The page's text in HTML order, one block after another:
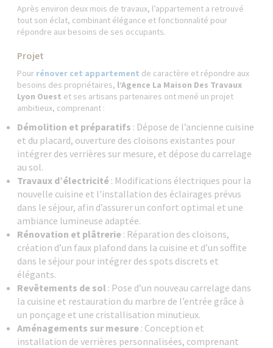
Après environ deux mois de travaux, l’appartement a retrouvé
tout son éclat, combinant élégance et fonctionnalité pour
répondre aux besoins de ses occupants.
Projet
Pour rénover cet appartement de caractère et répondre aux
besoins des propriétaires, l’Agence La Maison Des Travaux
Lyon Ouest et ses artisans partenaires ont mené un projet
ambitieux, comprenant :
Démolition et préparatifs : Dépose de l’ancienne cuisine
et du placard, ouverture des cloisons existantes pour
intégrer des verrières sur mesure, et dépose du carrelage
au sol.
Travaux d’électricité : Modifications électriques pour la
nouvelle cuisine et l'installation des éclairages prévus
dans le séjour, afin d’assurer un confort optimal et une
ambiance lumineuse adaptée.
Rénovation et plâtrerie : Réparation des cloisons,
création d’un faux plafond dans la cuisine et d’un soffite
dans le séjour pour intégrer des spots discrets et
élégants.
Revêtements de sol : Pose d’un nouveau carrelage dans
la cuisine et restauration du marbre de l’entrée grâce à
un ponçage et une cristallisation minutieux.
Aménagements sur mesure : Conception et
installation de verrières personnalisées, comprenant